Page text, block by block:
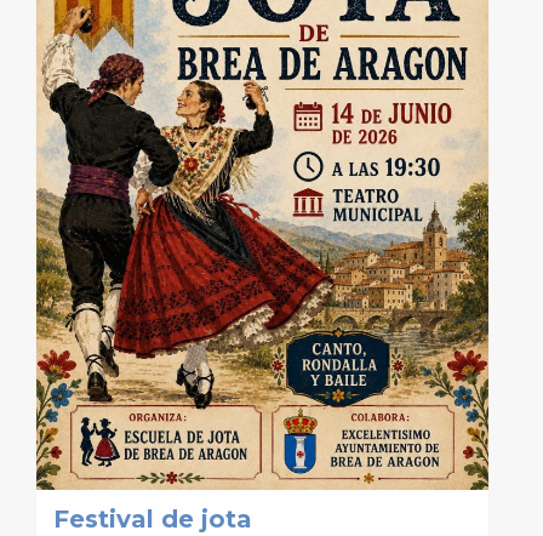
Festival de jota